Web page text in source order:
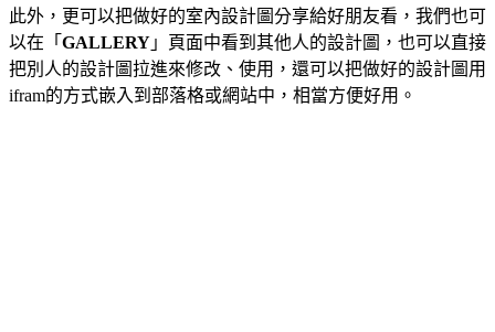
此外，更可以把做好的室內設計圖分享給好朋友看，我們也可
以在「 GALLERY 」頁面中看到其他人的設計圖，也可以直接
把別人的設計圖拉進來修改、使用，還可以把做好的設計圖用
ifram的方式嵌入到部落格或網站中，相當方便好用。